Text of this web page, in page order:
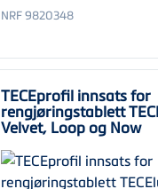
NRF 9820348
TECEprofil innsats for
rengjøringstablett
Velvet, Loop og Now